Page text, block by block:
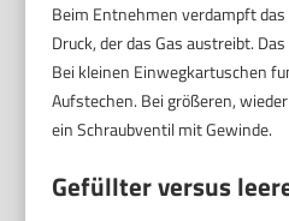
Beim Entnehmen verdampft
Druck, der das Gas austreibt.
Bei kleinen Einwegkartuschen
Aufstechen. Bei größeren,
ein Schraubventil mit Gewinde.
Gefüllter versus